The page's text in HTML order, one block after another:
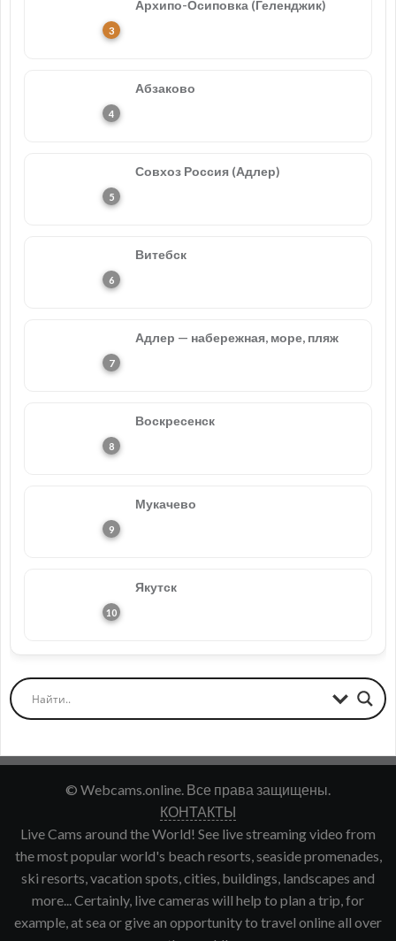
Архипо-Осиповка (Геленджик)
Абзаково
Совхоз Россия (Адлер)
Витебск
Адлер — набережная, море, пляж
Воскресенск
Мукачево
Якутск
© Webcams.online. Все права защищены.
КОНТАКТЫ
Live Cams around the World! See live streaming video from
the most popular world's beach resorts, seaside promenades,
ski resorts, vacation spots, cities, buildings, landscapes and
more... Certainly, live cameras will help to plan a trip, for
example, at sea or give an opportunity to travel online all over